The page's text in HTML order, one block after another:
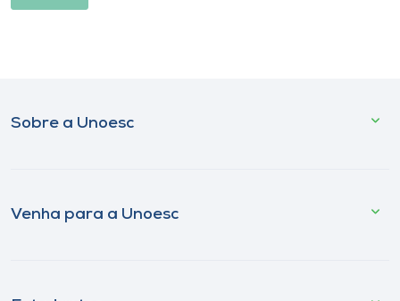
Sobre a Unoesc
Venha para a Unoesc